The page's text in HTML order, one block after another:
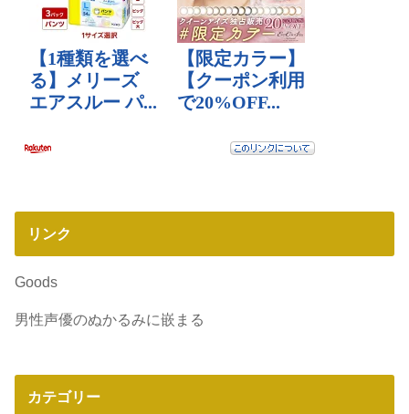
リンク
Goods
男性声優のぬかるみに嵌まる
カテゴリー